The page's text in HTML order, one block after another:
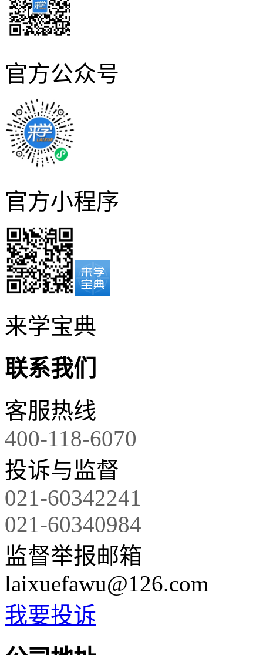
官方公众号
官方小程序
来学宝典
联系我们
客服热线
400-118-6070
投诉与监督
021-60342241
021-60340984
监督举报邮箱
laixuefawu@126.com
我要投诉